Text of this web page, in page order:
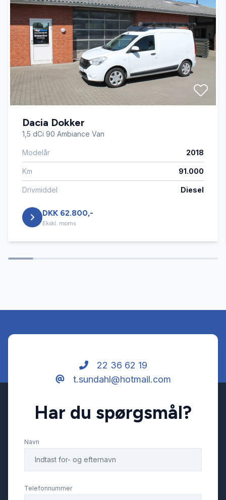
Fjernbetjent centrallås
Kørecomputer
Musikstreaming via bluetooth
Parkeringssensor bagved
Parkeringssensor foran
Sædevarme
Tågelygter
Dacia Dokker
1,5 dCi 90 Ambiance Van
Modelår 2018
Km 91.000
Drivmiddel Diesel
DKK 62.800,-
Ekskl. moms
22 36 62 19
t.sundahl@hotmail.com
Har du spørgsmål?
Navn
Telefonnummer